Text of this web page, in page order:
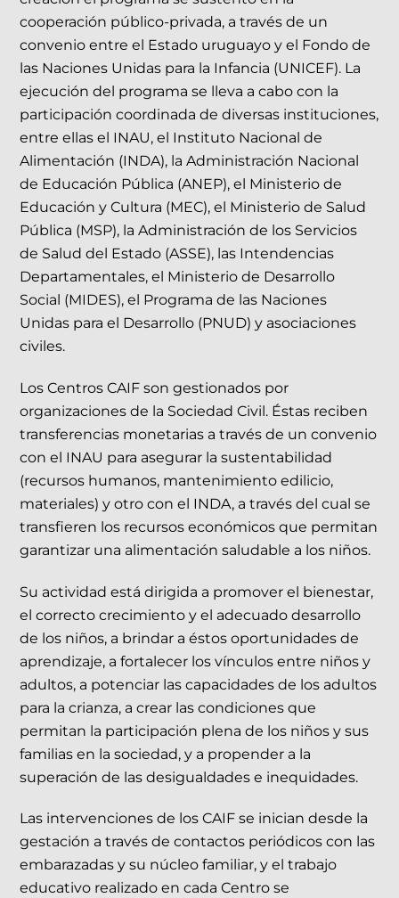
cooperación público-privada, a través de un
convenio entre el Estado uruguayo y el Fondo de
las Naciones Unidas para la Infancia (UNICEF). La
ejecución del programa se lleva a cabo con la
participación coordinada de diversas instituciones,
entre ellas el INAU, el Instituto Nacional de
Alimentación (INDA), la Administración Nacional
de Educación Pública (ANEP), el Ministerio de
Educación y Cultura (MEC), el Ministerio de Salud
Pública (MSP), la Administración de los Servicios
de Salud del Estado (ASSE), las Intendencias
Departamentales, el Ministerio de Desarrollo
Social (MIDES), el Programa de las Naciones
Unidas para el Desarrollo (PNUD) y asociaciones
civiles.
Los Centros CAIF son gestionados por
organizaciones de la Sociedad Civil. Éstas reciben
transferencias monetarias a través de un convenio
con el INAU para asegurar la sustentabilidad
(recursos humanos, mantenimiento edilicio,
materiales) y otro con el INDA, a través del cual se
transfieren los recursos económicos que permitan
garantizar una alimentación saludable a los niños.
Su actividad está dirigida a promover el bienestar,
el correcto crecimiento y el adecuado desarrollo
de los niños, a brindar a éstos oportunidades de
aprendizaje, a fortalecer los vínculos entre niños y
adultos, a potenciar las capacidades de los adultos
para la crianza, a crear las condiciones que
permitan la participación plena de los niños y sus
familias en la sociedad, y a propender a la
superación de las desigualdades e inequidades.
Las intervenciones de los CAIF se inician desde la
gestación a través de contactos periódicos con las
embarazadas y su núcleo familiar, y el trabajo
educativo realizado en cada Centro se